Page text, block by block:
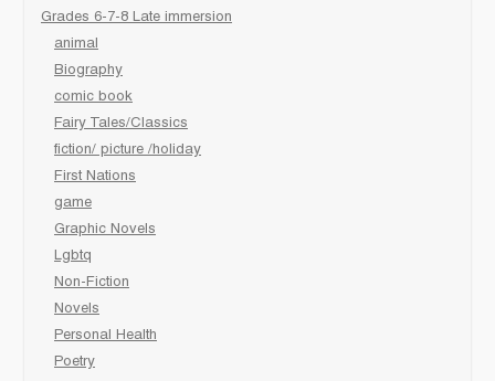
Grades 6-7-8 Late immersion
animal
Biography
comic book
Fairy Tales/Classics
fiction/ picture /holiday
First Nations
game
Graphic Novels
Lgbtq
Non-Fiction
Novels
Personal Health
Poetry